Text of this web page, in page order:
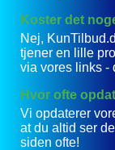
Koster det
Nej,
tjener en lille
via vores links -
Hvor ofte
Vi opdaterer
at du altid ser
siden ofte!